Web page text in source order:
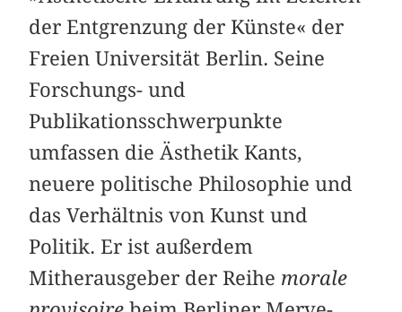
der Entgrenzung der Künste« der
Freien Universität Berlin. Seine
Forschungs- und
Publikationsschwerpunkte
umfassen die Ästhetik Kants,
neuere politische Philosophie und
das Verhältnis von Kunst und
Politik. Er ist außerdem
Mitherausgeber der Reihe morale